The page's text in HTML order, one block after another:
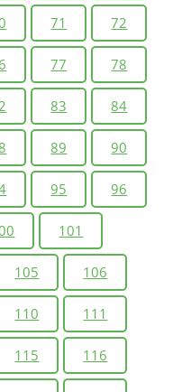
71 72
77 78
83 84
89 90
95 96
101
105 106
110 111
115 116